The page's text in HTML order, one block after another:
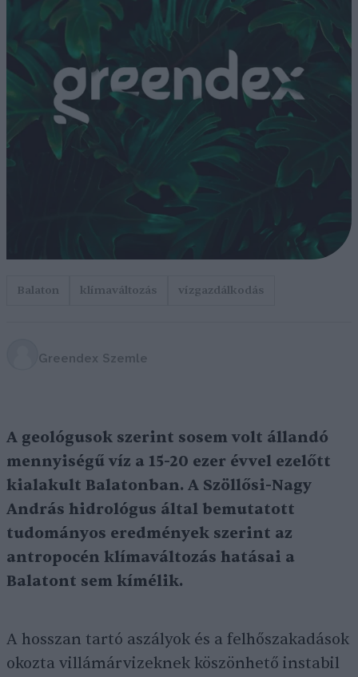
Balaton klímaváltozás vízgazdálkodás
Greendex Szemle
A geológusok szerint sosem volt állandó
mennyiségű víz a 15-20 ezer évvel ezelőtt
kialakult Balatonban. A Szöllősi-Nagy
András hidrológus által bemutatott
tudományos eredmények szerint az
antropocén klímaváltozás hatásai a
Balatont sem kímélik.
A hosszan tartó aszályok és a felhőszakadások
okozta villámárvizeknek köszönhető instabil